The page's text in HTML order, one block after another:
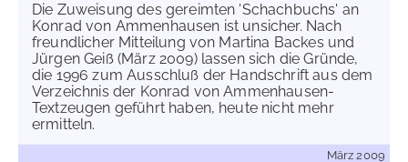
Die Zuweisung des gereimten 'Schachbuchs' an
Konrad von Ammenhausen ist unsicher. Nach
freundlicher Mitteilung von Martina Backes und
Jürgen Geiß (März 2009) lassen sich die Gründe,
die 1996 zum Ausschluß der Handschrift aus dem
Verzeichnis der Konrad von Ammenhausen-
Textzeugen geführt haben, heute nicht mehr
ermitteln.
März 2009